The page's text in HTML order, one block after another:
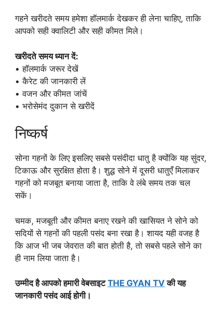
गहने खरीदते समय हमेशा हॉलमार्क देखकर ही लेना चाहिए, ताकि
आपको सही क्वालिटी और सही कीमत मिले।
खरीदते समय ध्यान दें:
• हॉलमार्क जरूर देखें
• कैरेट की जानकारी लें
• वजन और कीमत जांचें
• भरोसेमंद दुकान से खरीदें
निष्कर्ष
सोना गहनों के लिए इसलिए सबसे पसंदीदा धातु है क्योंकि यह सुंदर,
टिकाऊ और सुरक्षित होता है। शुद्ध सोने में दूसरी धातुएँ मिलाकर
गहनों को मजबूत बनाया जाता है, ताकि वे लंबे समय तक चल
सकें।
चमक, मजबूती और कीमत बनाए रखने की खासियत ने सोने को
सदियों से गहनों की पहली पसंद बना रखा है। शायद यही वजह है
कि आज भी जब जेवरात की बात होती है, तो सबसे पहले सोने का
ही नाम लिया जाता है।
उम्मीद है आपको हमारी वेबसाइटTHE GYAN TV की यह
जानकारी पसंद आई होगी।